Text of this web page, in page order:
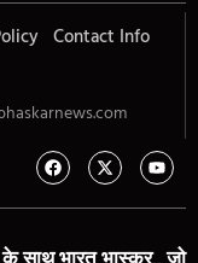
Contact Info
भारत भास्कर,, जो